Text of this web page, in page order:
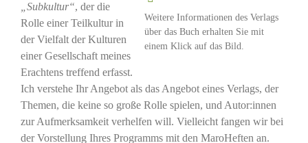
Weitere Informationen des Verlags
über das Buch erhalten Sie mit
einem Klick auf das Bild.
„Subkultur“, der die
Rolle einer Teilkultur in
der Vielfalt der Kulturen
einer Gesellschaft meines
Erachtens treffend erfasst.
Ich verstehe Ihr Angebot als das Angebot eines Verlags, der
Themen, die keine so große Rolle spielen, und Autor:innen
zur Aufmerksamkeit verhelfen will. Vielleicht fangen wir bei
der Vorstellung Ihres Programms mit den MaroHeften an.